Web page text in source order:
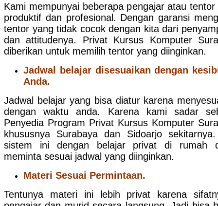
Kami mempunyai beberapa pengajar atau tentor
produktif dan profesional. Dengan garansi
tentor yang tidak cocok dengan kita dari
dan attitudenya. Privat Kursus Komputer
diberikan untuk memilih tentor yang diinginkan.
Jadwal belajar disesuaikan dengan
Anda.
Jadwal belajar yang bisa diatur karena
dengan waktu anda. Karena kami sadar
Penyedia Program Privat Kursus Komputer
khususnya Surabaya dan Sidoarjo
sistem ini dengan belajar privat di rumah
meminta sesuai jadwal yang diinginkan.
Materi Sesuai Permintaan.
Tentunya materi ini lebih privat karena